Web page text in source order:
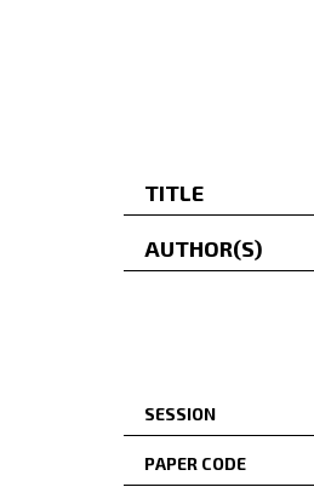
TITLE
AUTHOR(S)
SESSION
PAPER CODE